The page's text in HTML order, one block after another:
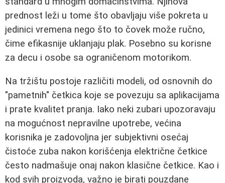
prednost leži u tome što obavljaju više pokreta u
jedinici vremena nego što to čovek može ručno,
čime efikasnije uklanjaju plak. Posebno su korisne
za decu i osobe sa ograničenom motorikom.
Na tržištu postoje različiti modeli, od osnovnih do
"pametnih" četkica koje se povezuju sa aplikacijama
i prate kvalitet pranja. Iako neki zubari upozoravaju
na mogućnost nepravilne upotrebe, većina
korisnika je zadovoljna jer subjektivni osećaj
čistoće zuba nakon korišćenja električne četkice
često nadmašuje onaj nakon klasične četkice. Kao i
kod svih proizvoda, važno je birati pouzdane